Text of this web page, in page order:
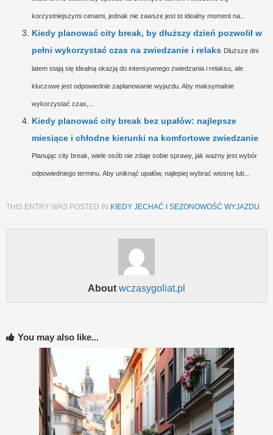
korzystniejszymi cenami, jednak nie zawsze jest to idealny moment na...
Kiedy planować city break, by dłuższy dzień pozwolił w
pełni wykorzystać czas na zwiedzanie i relaks Dłuższe dni
latem stają się idealną okazją do intensywnego zwiedzania i relaksu, ale
kluczowe jest odpowiednie zaplanowanie wyjazdu. Aby maksymalnie
wykorzystać czas,...
Kiedy planować city break bez upałów: najlepsze
miesiące i chłodne kierunki na komfortowe zwiedzanie
Planując city break, wiele osób nie zdaje sobie sprawy, jak ważny jest wybór
odpowiedniego terminu. Aby uniknąć upałów, najlepiej wybrać wiosnę lub...
THIS ENTRY WAS POSTED IN KIEDY JECHAĆ I SEZONOWOŚĆ WYJAZDU.
About wczasygoliat.pl
You may also like...